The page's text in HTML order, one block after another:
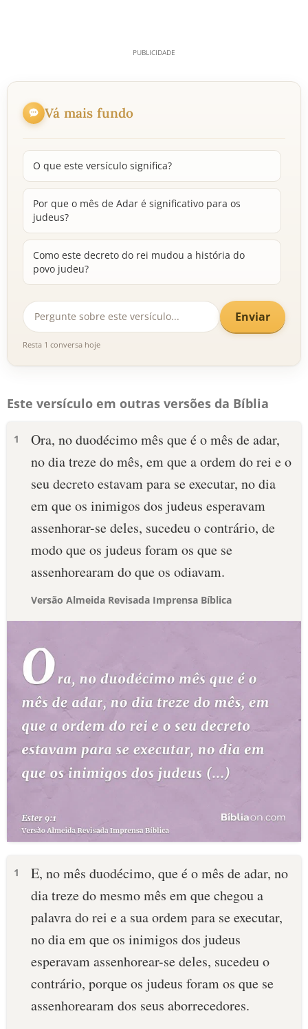
Vá mais fundo
O que este versículo significa?
Por que o mês de Adar é significativo para os
judeus?
Como este decreto do rei mudou a história do
povo judeu?
Enviar
Resta 1 conversa hoje
Este versículo em outras versões da Bíblia
1
Ora, no duodécimo mês que é o mês de adar,
no dia treze do mês, em que a ordem do rei e o
seu decreto estavam para se executar, no dia
em que os inimigos dos judeus esperavam
assenhorar-se deles, sucedeu o contrário, de
modo que os judeus foram os que se
assenhorearam do que os odiavam.
Versão Almeida Revisada Imprensa Bíblica
1
E, no mês duodécimo, que é o mês de adar, no
dia treze do mesmo mês em que chegou a
palavra do rei e a sua ordem para se executar,
no dia em que os inimigos dos judeus
esperavam assenhorear-se deles, sucedeu o
contrário, porque os judeus foram os que se
assenhorearam dos seus aborrecedores.